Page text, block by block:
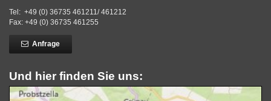
Tel: +49 (0) 36735 461211/ 461212
Fax: +49 (0) 36735 461255
Anfrage
Und hier finden Sie uns: